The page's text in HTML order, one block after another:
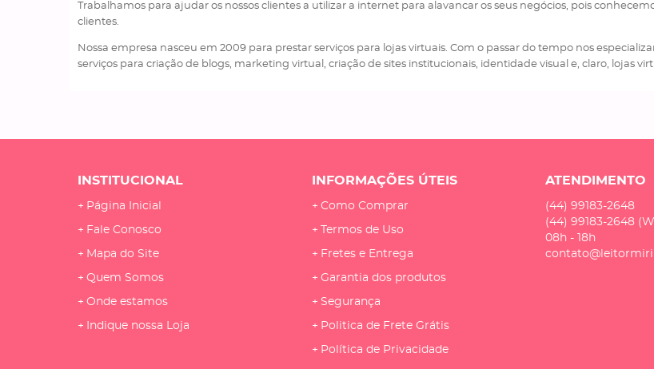
Trabalhamos para ajudar os nossos clientes a utilizar a internet para alavancar os seus negócios, pois
clientes.
Nossa empresa nasceu em 2009 para prestar serviços para lojas virtuais. Com o passar do tempo nos
serviços para criação de blogs, marketing virtual, criação de sites institucionais, identidade visual e, claro, lojas
INSTITUCIONAL
Página Inicial
Fale Conosco
Mapa do Site
Quem Somos
Onde estamos
Indique nossa Loja
INFORMAÇÕES ÚTEIS
Como Comprar
Termos de Uso
Fretes e Entrega
Garantia dos produtos
Segurança
Politica de Frete Grátis
Política de Privacidade
ATENDIMENTO
(44) 99183-2648
(44) 99183-2648
08h - 18h